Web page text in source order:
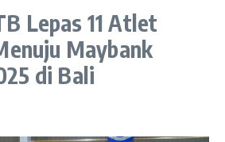
Lepas 11 Atlet
Maybank
di Bali